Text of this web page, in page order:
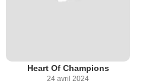
Heart Of Champions
24 avril 2024